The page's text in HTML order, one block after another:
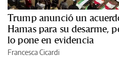
Trump anunció un
Hamas para su desarme,
lo pone en evidencia
Francesca Cicardi